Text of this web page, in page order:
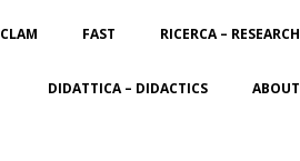
CLAM FAST RICERCA – RESEARCH
DIDATTICA – DIDACTICS ABOUT